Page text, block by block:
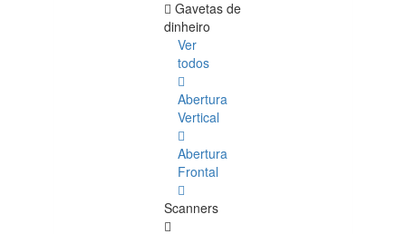
Gavetas de
dinheiro
Ver
todos
Abertura
Vertical
Abertura
Frontal
Scanners